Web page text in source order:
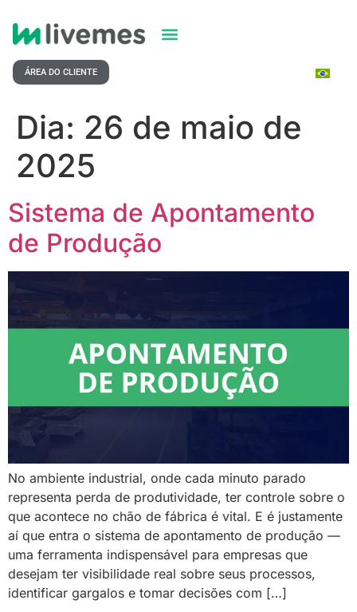
ÁREA DO CLIENTE
Dia: 26 de maio de
2025
Sistema de Apontamento
de Produção
No ambiente industrial, onde cada minuto parado
representa perda de produtividade, ter controle sobre o
que acontece no chão de fábrica é vital. E é justamente
aí que entra o sistema de apontamento de produção —
uma ferramenta indispensável para empresas que
desejam ter visibilidade real sobre seus processos,
identificar gargalos e tomar decisões com […]